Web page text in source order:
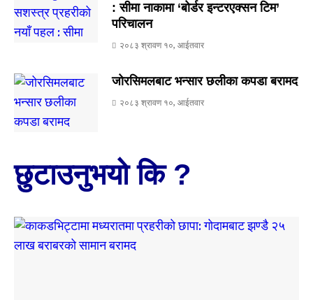
: सीमा नाकामा ‘बोर्डर इन्टरएक्सन टिम’
परिचालन
२०८३ श्रावण १०, आईतवार
जोरसिमलबाट भन्सार छलीका कपडा बरामद
२०८३ श्रावण १०, आईतवार
छुटाउनुभयो कि ?